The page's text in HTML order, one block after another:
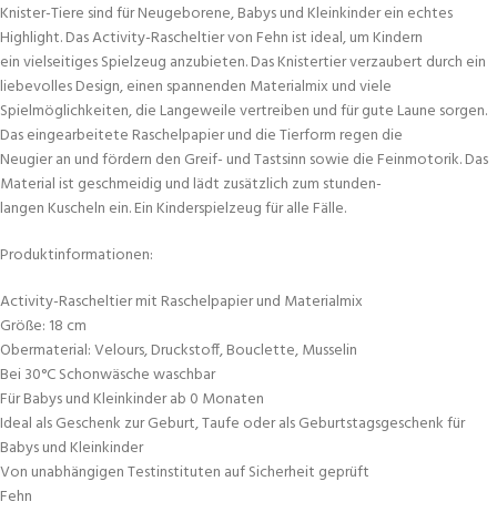
Knister-Tiere sind für Neugeborene, Babys und Kleinkinder ein echtes
Highlight. Das Activity-Rascheltier von Fehn ist ideal, um Kindern
ein vielseitiges Spielzeug anzubieten. Das Knistertier verzaubert durch ein
liebevolles Design, einen spannenden Materialmix und viele
Spielmöglichkeiten, die Langeweile vertreiben und für gute Laune sorgen.
Das eingearbeitete Raschelpapier und die Tierform regen die
Neugier an und fördern den Greif- und Tastsinn sowie die Feinmotorik. Das
Material ist geschmeidig und lädt zusätzlich zum stunden-
langen Kuscheln ein. Ein Kinderspielzeug für alle Fälle.
Produktinformationen:
Activity-Rascheltier mit Raschelpapier und Materialmix
Größe: 18 cm
Obermaterial: Velours, Druckstoff, Bouclette, Musselin
Bei 30°C Schonwäsche waschbar
Für Babys und Kleinkinder ab 0 Monaten
Ideal als Geschenk zur Geburt, Taufe oder als Geburtstagsgeschenk für
Babys und Kleinkinder
Von unabhängigen Testinstituten auf Sicherheit geprüft
Fehn